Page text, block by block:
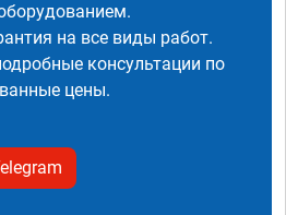
на все виды работ.
консультации по
цены.